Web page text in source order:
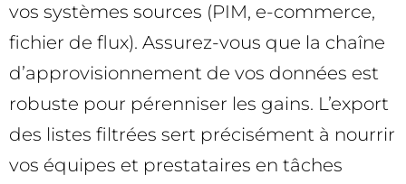
vos systèmes sources (PIM, e-commerce,
fichier de flux). Assurez-vous que la chaîne
d’approvisionnement de vos données est
robuste pour pérenniser les gains. L’export
des listes filtrées sert précisément à nourrir
vos équipes et prestataires en tâches